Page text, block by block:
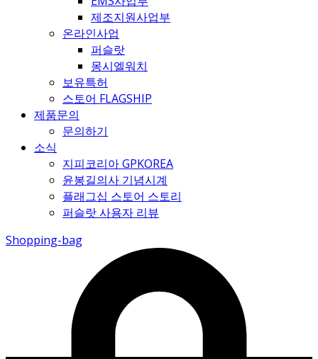
제조지원사업부
온라인사업
퍼슬랏
몽시엘워치
보유특허
스토어 FLAGSHIP
제품문의
문의하기
소식
지피코리아 GPKOREA
윤봉길의사 기념시계
플래그십 스토어 스토리
퍼슬랏 사용자 리뷰
Shopping-bag